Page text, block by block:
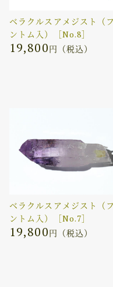
ベラクルスアメジスト（
ントム入）［No.8］
19,800円（税込）
ベラクルスアメジスト（
ントム入）［No.7］
19,800円（税込）